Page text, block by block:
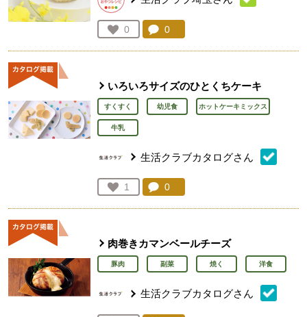
お気に入り登録：
0
人が登録
コメント：
0
いろいろサイズのひとくちケーキ
すくすく 幼児食 ホットケーキミックス
牛乳
生活クラブカタログさん
お気に入り登録：
1
人が登録
コメント：
0
肉巻きカマンベールチーズ
豚肉 副菜 焼く 洋食
生活クラブカタログさん